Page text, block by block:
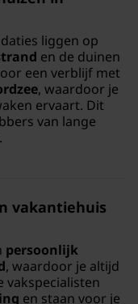
liggen op
en de duinen
een verblijf met
, waardoor je
ervaart. Dit
van lange
vakantiehuis
persoonlijk
, waardoor je altijd
vakspecialisten
en staan voor je